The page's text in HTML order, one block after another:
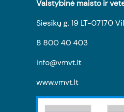
Valstybinė maisto ir
Siesikų g. 19 LT-07170
8 800 40 403
info@vmvt.lt
www.vmvt.lt